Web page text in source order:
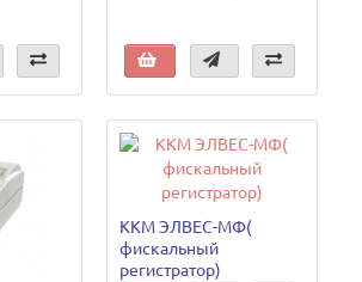
ККМ ЭЛВЕС-МФ(
фискальный
регистратор)